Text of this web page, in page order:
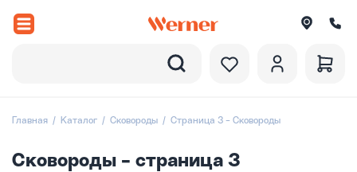
и ковши
Главная Каталог Сковороды Страница 3 - Сковороды
Сковороды - страница 3